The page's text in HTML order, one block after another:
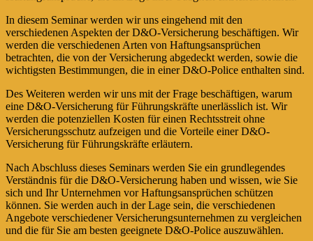
In diesem Seminar werden wir uns eingehend mit den
verschiedenen Aspekten der D&O-Versicherung beschäftigen. Wir
werden die verschiedenen Arten von Haftungsansprüchen
betrachten, die von der Versicherung abgedeckt werden, sowie die
wichtigsten Bestimmungen, die in einer D&O-Police enthalten sind.
Des Weiteren werden wir uns mit der Frage beschäftigen, warum
eine D&O-Versicherung für Führungskräfte unerlässlich ist. Wir
werden die potenziellen Kosten für einen Rechtsstreit ohne
Versicherungsschutz aufzeigen und die Vorteile einer D&O-
Versicherung für Führungskräfte erläutern.
Nach Abschluss dieses Seminars werden Sie ein grundlegendes
Verständnis für die D&O-Versicherung haben und wissen, wie Sie
sich und Ihr Unternehmen vor Haftungsansprüchen schützen
können. Sie werden auch in der Lage sein, die verschiedenen
Angebote verschiedener Versicherungsunternehmen zu vergleichen
und die für Sie am besten geeignete D&O-Police auszuwählen.